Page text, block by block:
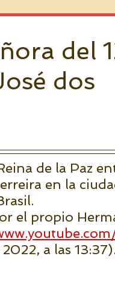
del
dos
de la Paz
en la
el propio
a las 13:37).